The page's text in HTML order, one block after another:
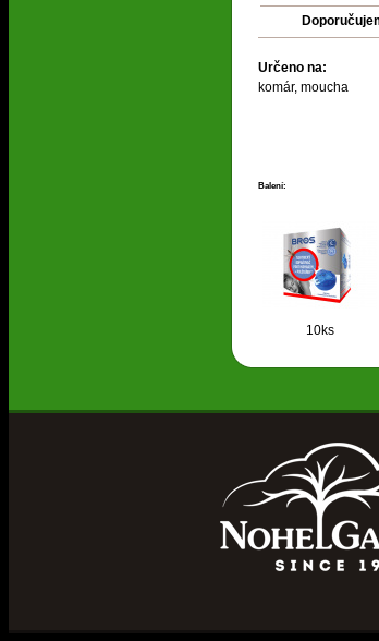
Určeno na:
komár, moucha
Balení:
10ks